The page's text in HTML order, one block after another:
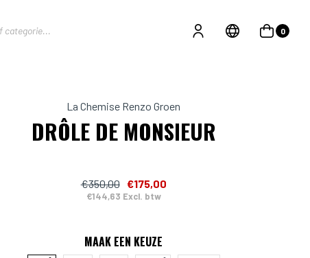
0
La Chemise Renzo Groen
DRÔLE DE MONSIEUR
€350,00 €175,00
€144,63 Excl. btw
MAAK EEN KEUZE